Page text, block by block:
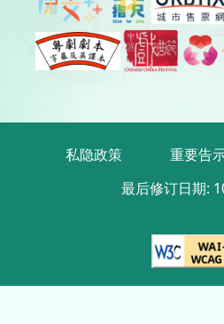
私隐政策 重要告
最后修订日期: